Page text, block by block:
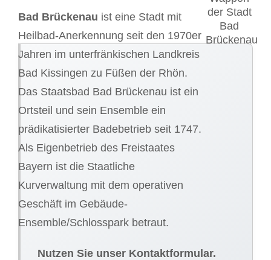
Bad Brückenau ist eine Stadt mit
Heilbad-Anerkennung seit den 1970er
Jahren im unterfränkischen Landkreis
Bad Kissingen zu Füßen der Rhön.
Das Staatsbad Bad Brückenau ist ein
Ortsteil und sein Ensemble ein
prädikatisierter Badebetrieb seit 1747.
Als Eigenbetrieb des Freistaates
Bayern ist die Staatliche
Kurverwaltung mit dem operativen
Geschäft im Gebäude-
Ensemble/Schlosspark betraut.
Nutzen Sie unser Kontaktformular.